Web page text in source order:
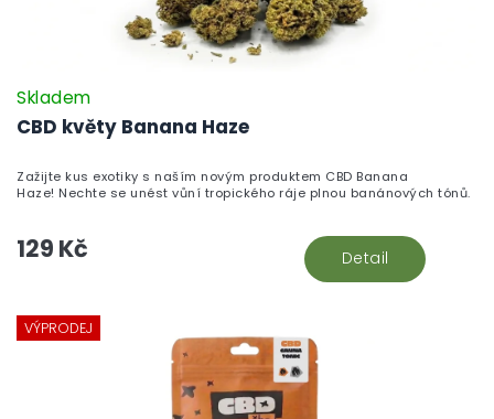
CBD květy Banana Haze
Skladem
129 Kč Detail
Zažijte kus exotiky s naším novým produktem CBD Banana
Haze! Nechte se unést vůní tropického ráje plnou banánových tónů.
VÝPRODEJ